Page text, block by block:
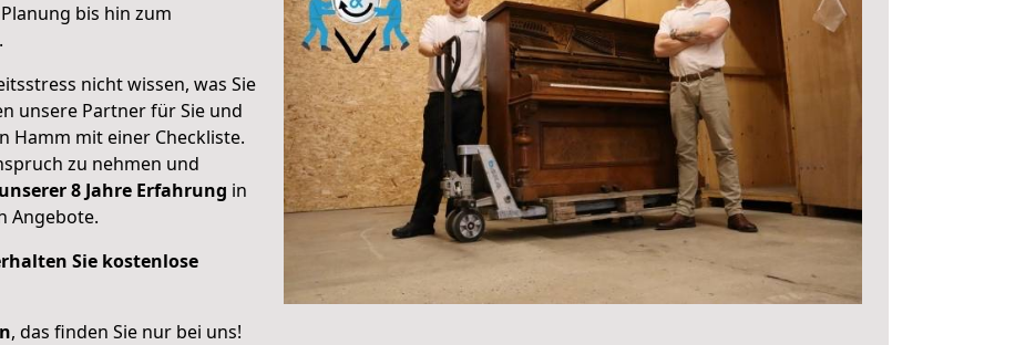
bis hin zum
nicht wissen, was Sie
unsere Partner für Sie und
Hamm mit einer Checkliste.
zu nehmen und
8 Jahre Erfahrung in
Angebote.
Sie kostenlose
, das finden Sie nur bei uns!